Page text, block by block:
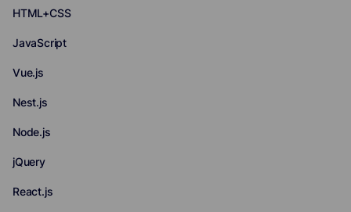
HTML+CSS
JavaScript
Vue.js
Nest.js
Node.js
jQuery
React.js